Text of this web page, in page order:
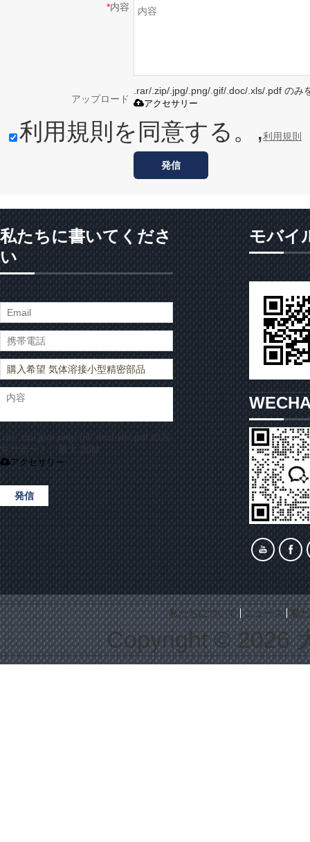
*内容
アップロード
.rar/.zip/.jpg/.png/.gif/.doc/.xls/.pdf のみ
アクセサリー
利用規則を同意する。,利用規則
発信
私たちに書いてくださ
い
.rar/.zip/.jpg/.png/.gif/.doc/.xls/.pdf のみ
をサポート、最大 20M
アクセサリー
発信
モバイ
私たちについて ニュース 私
Copyright © 2026